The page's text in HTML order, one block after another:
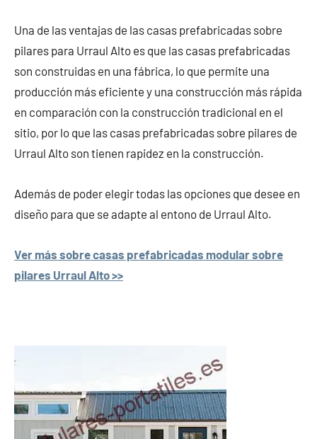
Una de las ventajas de las casas prefabricadas sobre
pilares para Urraul Alto es que las casas prefabricadas
son construidas en una fábrica, lo que permite una
producción más eficiente y una construcción más rápida
en comparación con la construcción tradicional en el
sitio, por lo que las casas prefabricadas sobre pilares de
Urraul Alto son tienen rapidez en la construcción.
Además de poder elegir todas las opciones que desee en
diseño para que se adapte al entono de Urraul Alto.
Ver más sobre casas prefabricadas modular sobre
pilares Urraul Alto >>